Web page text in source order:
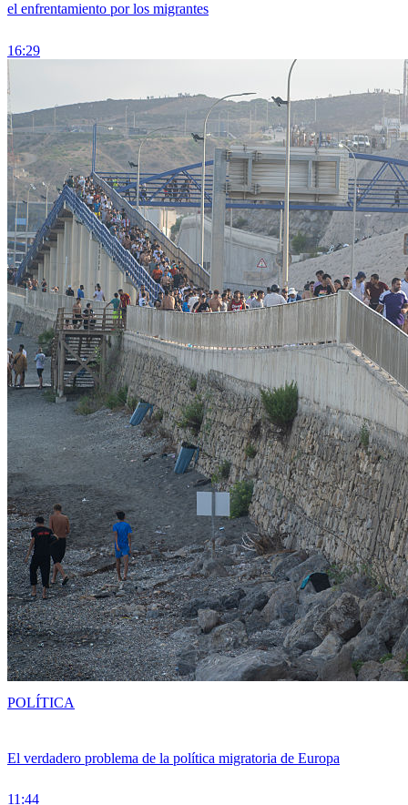
el enfrentamiento por los migrantes
16:29
El verdadero problema de la política migratoria de Europa
11:44
POLÍTICA